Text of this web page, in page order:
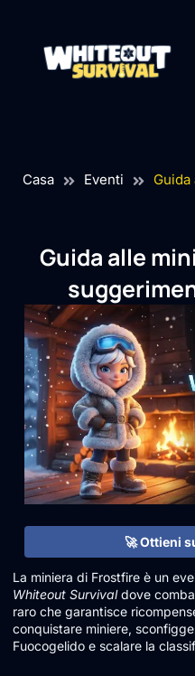
Casa Eventi
Guida alle
🚀 Ottieni
La miniera di Frostfire è un
Whiteout Survivaldove
raro che garantisce
conquistare miniere,
Fuocogelido e scalare la